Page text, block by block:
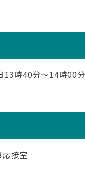
13時40分～14時00分
応接室